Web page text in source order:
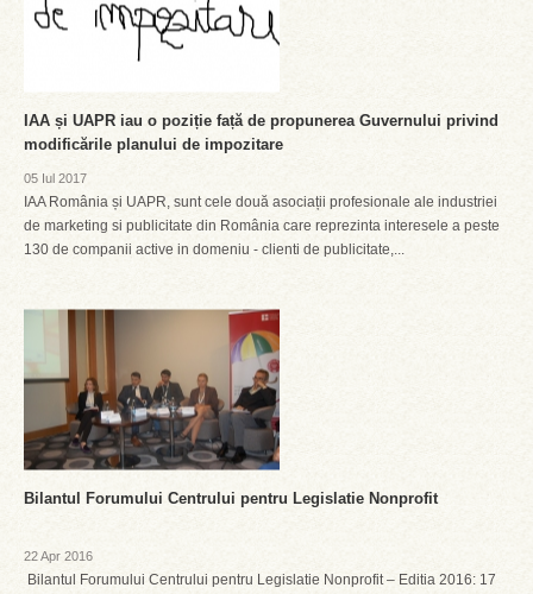
IAA și UAPR iau o poziție față de propunerea Guvernului privind
modificările planului de impozitare
05 Iul 2017
IAA România și UAPR, sunt cele două asociații profesionale ale industriei
de marketing si publicitate din România care reprezinta interesele a peste
130 de companii active in domeniu - clienti de publicitate,...
Bilantul Forumului Centrului pentru Legislatie Nonprofit
22 Apr 2016
Bilantul Forumului Centrului pentru Legislatie Nonprofit – Editia 2016: 17